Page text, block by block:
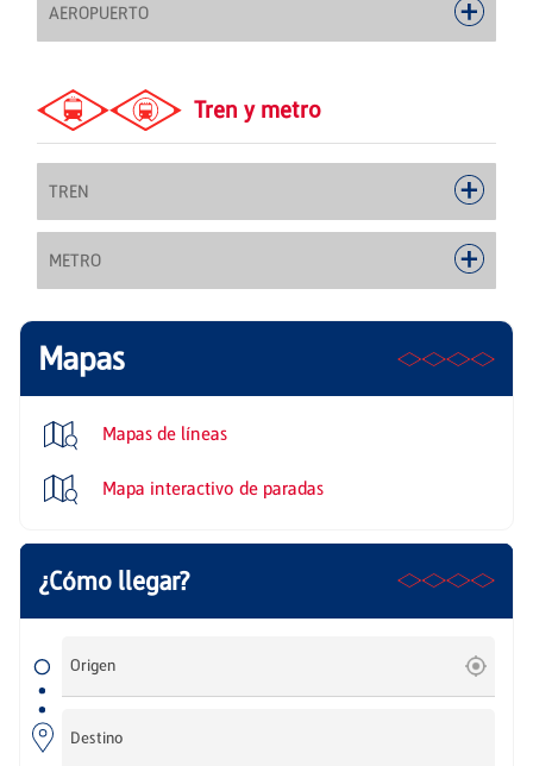
AEROPUERTO
Tren y metro
TREN
METRO
Mapas
Mapas de líneas
Mapa interactivo de paradas